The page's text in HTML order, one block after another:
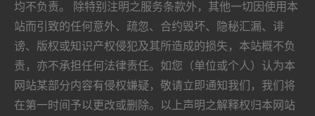
均不负责。 除特别注明之服务条款外，其他一切因使用本
站而引致的任何意外、疏忽、合约毁坏、隐秘汇漏、诽
谤、版权或知识产权侵犯及其所造成的损失，本站概不负
责，亦不承担任何法律责任。如您（单位或个人）认为本
网站某部分内容有侵权嫌疑，敬请立即通知我们，我们将
在第一时间予以更改或删除。以上声明之解释权归本网站